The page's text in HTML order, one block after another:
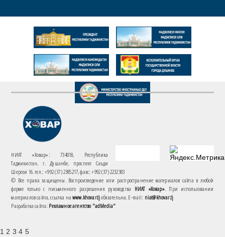
НИАТ «Ховар»: 734018, Республика
Таджикистан, г. Душанбе, проспект Саъди
Шерози 16. тел.: +992 (37) 2385217, факс: +992 (37) 2232383
© Все права защищены. Воспроизведение или распространение материалов сайта в любой
форме только с письменного разрешения руководства НИАТ «Ховар». При использовании
материалов сайта, ссылка наwww.khovar.tjобязательна. E-mail: niat@khovar.tj
Разработка сайта: Рекламное агентство "adMedia"
1 2 3 4 5